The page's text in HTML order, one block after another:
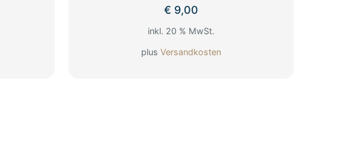
€ 9,00
inkl. 20 % MwSt.
plusVersandkosten